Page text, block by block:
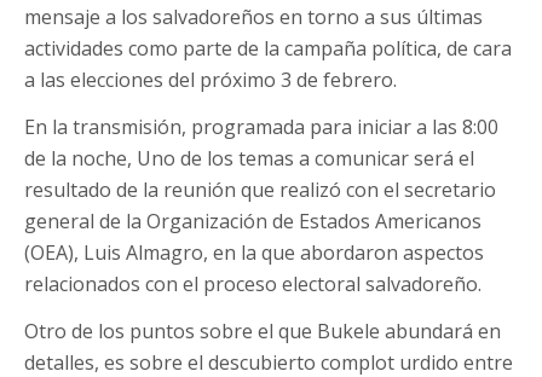
mensaje a los salvadoreños en torno a sus últimas
actividades como parte de la campaña política, de cara
a las elecciones del próximo 3 de febrero.
En la transmisión, programada para iniciar a las 8:00
de la noche, Uno de los temas a comunicar será el
resultado de la reunión que realizó con el secretario
general de la Organización de Estados Americanos
(OEA), Luis Almagro, en la que abordaron aspectos
relacionados con el proceso electoral salvadoreño.
Otro de los puntos sobre el que Bukele abundará en
detalles, es sobre el descubierto complot urdido entre